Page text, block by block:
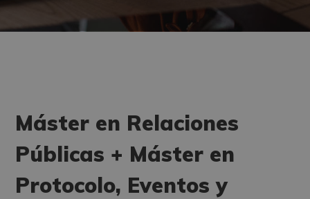
Máster en Relaciones
Públicas + Máster en
Protocolo, Eventos y